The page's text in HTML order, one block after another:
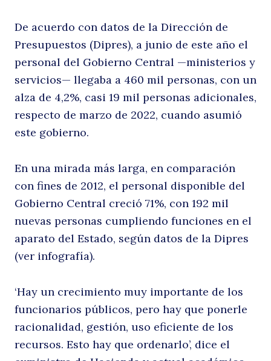
De acuerdo con datos de la Dirección de
Presupuestos (Dipres), a junio de este año el
personal del Gobierno Central —ministerios y
servicios— llegaba a 460 mil personas, con un
alza de 4,2%, casi 19 mil personas adicionales,
respecto de marzo de 2022, cuando asumió
este gobierno.
En una mirada más larga, en comparación
con fines de 2012, el personal disponible del
Gobierno Central creció 71%, con 192 mil
nuevas personas cumpliendo funciones en el
aparato del Estado, según datos de la Dipres
(ver infografía).
‘Hay un crecimiento muy importante de los
funcionarios públicos, pero hay que ponerle
racionalidad, gestión, uso eficiente de los
recursos. Esto hay que ordenarlo’, dice el